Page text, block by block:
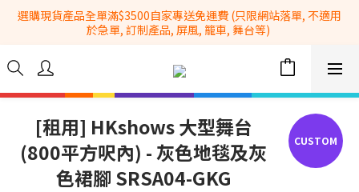
全港No.1一站式設備租售及採購服務供應商
選購現貨產品全單滿$3500自家專送免運費 (只限網站落單, 不適用
於急單, 訂制產品, 屏風, 籠車, 舞台等)
info@hkbasket.com
[租用] HKshows 大型舞台
(800平方呎內) - 灰色地毯及灰
色裙腳 SRSA04-GKG